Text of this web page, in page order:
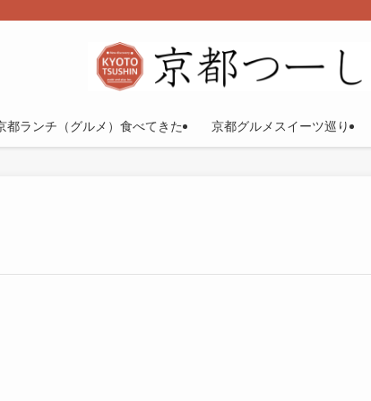
都ランチ（グルメ）食べてきた 京都グルメスイーツ巡り